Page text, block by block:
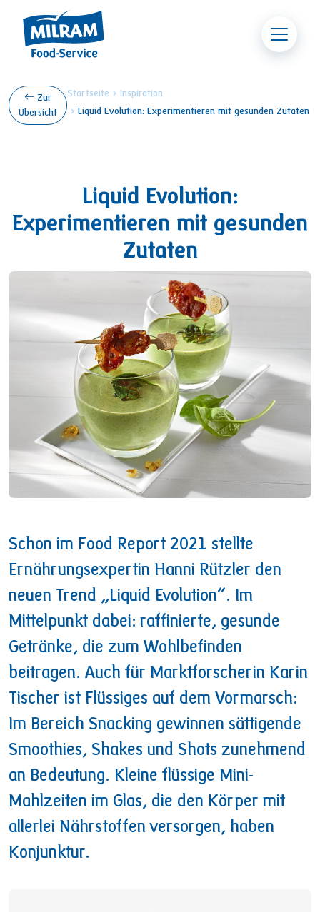
Direkt zum Inhalt
Zur
Übersicht
Pfadnavigation
Startseite
Inspiration
Liquid Evolution: Experimentieren mit gesunden Zutaten
Liquid Evolution:
Experimentieren mit gesunden
Zutaten
Schon im Food Report 2021 stellte
Ernährungsexpertin Hanni Rützler den
neuen Trend „Liquid Evolution“. Im
Mittelpunkt dabei: raffinierte, gesunde
Getränke, die zum Wohlbefinden
beitragen. Auch für Marktforscherin Karin
Tischer ist Flüssiges auf dem Vormarsch:
Im Bereich Snacking gewinnen sättigende
Smoothies, Shakes und Shots zunehmend
an Bedeutung. Kleine flüssige Mini-
Mahlzeiten im Glas, die den Körper mit
allerlei Nährstoffen versorgen, haben
Konjunktur.